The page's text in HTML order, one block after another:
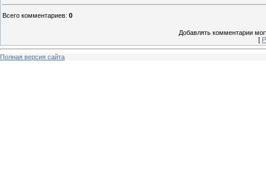
Всего комментариев: 0
Добавлять комментарии
[
Полная версия сайта